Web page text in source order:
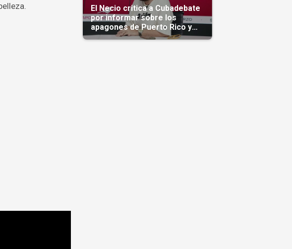
El Necio critica a Cubadebate
por informar sobre los
apagones de Puerto Rico y
silenciar la crisis en Cuba